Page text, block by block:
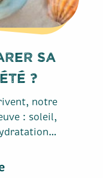
sa
?
notre
: soleil,